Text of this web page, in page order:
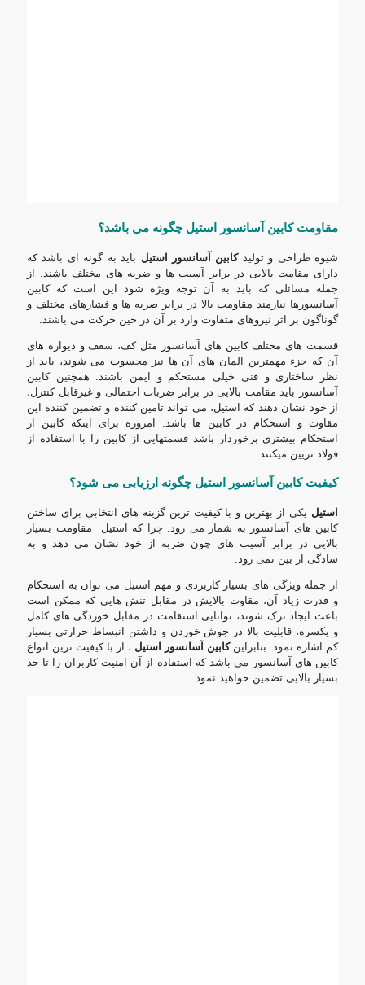
مقاومت کابین آسانسور استیل چگونه می باشد؟
شیوه طراحی و تولیدکابین آسانسور استیل باید به گونه ای باشد که
دارای مقامت بالایی در برابر آسیب ها و ضربه های مختلف باشند. از
جمله مسائلی که باید به آن توجه ویژه شود این است که کابین
آسانسورها نیازمند مقاومت بالا در برابر ضربه ها و فشارهای مختلف و
گوناگون بر اثر نیروهای متفاوت وارد بر آن در حین حرکت می باشند.
قسمت های مختلف کابین های آسانسور مثل کف، سقف و دیواره های
آن که جزء مهمترین المان های آن ها نیز محسوب می شوند، باید از
نظر ساختاری و فنی خیلی مستحکم و ایمن باشند. همچنین کابین
آسانسور باید مقامت بالایی در برابر ضربات احتمالی و غیرقابل کنترل،
از خود نشان دهند که استیل، می تواند تامین کننده و تضمین کننده این
مقاوت و استحکام در کابین ها باشد. امروزه برای اینکه کابین از
استحکام بیشتری برخوردار باشد قسمتهایی از کابین را با استفاده از
فولاد تزیین میکنند.
کیفیت کابین آسانسور استیل چگونه ارزیابی می شود؟
استیل یکی از بهترین و با کیفیت ترین گزینه های انتخابی برای ساختن
کابین های آسانسور به شمار می رود. چرا که استیل مقاومت بسیار
بالایی در برابر آسیب های چون ضربه از خود نشان می دهد و به
سادگی از بین نمی رود.
از جمله ویژگی های بسیار کاربردی و مهم استیل می توان به استحکام
و قدرت زیاد آن، مقاوت بالایش در مقابل تنش هایی که ممکن است
باعث ایجاد ترک شوند، توانایی استقامت در مقابل خوردگی های کامل
و یکسره، قابلیت بالا در جوش خوردن و داشتن انبساط حرارتی بسیار
کم اشاره نمود. بنابراینکابین آسانسور استیل ، از با کیفیت ترین انواع
کابین های آسانسور می باشد که استفاده از آن امنیت کاربران را تا حد
بسیار بالایی تضمین خواهید نمود.